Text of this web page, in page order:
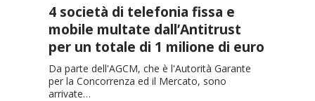
4 società di telefonia fissa e
mobile multate dall’Antitrust
per un totale di 1 milione di euro
Da parte dell'AGCM, che è l'Autorità Garante
per la Concorrenza ed il Mercato, sono
arrivate…